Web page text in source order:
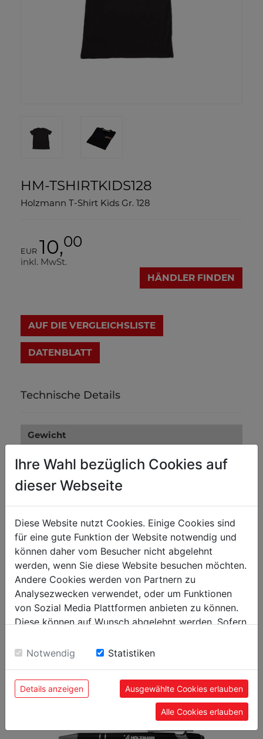
HM-TSHIRTKIDS128
Holzmann T-Shirt Kids Gr. 128
EUR 10,00
inkl. MwSt.
HÄNDLER FINDEN
AUF DIE VERGLEICHSLISTE
DATENBLATT
Technische Details
Gewicht
0.10
Versandmaße
Verpackungsbreite in mm
0
Verpackungslänge in mm
Verpackungshöhe in mm
0
Ihre Wahl bezüglich Cookies auf
dieser Webseite
Diese Website nutzt Cookies. Einige Cookies sind
für eine gute Funktion der Website notwendig und
können daher vom Besucher nicht abgelehnt
werden, wenn Sie diese Website besuchen möchten.
Andere Cookies werden von Partnern zu
Analysezwecken verwendet, oder um Funktionen
von Sozial Media Plattformen anbieten zu können.
Diese können auf Wunsch abgelehnt werden. Sofern
Einwilligung zu unseren Cookies.
Notwendig Statistiken
Details anzeigen Ausgewählte Cookies erlauben
Alle Cookies erlauben